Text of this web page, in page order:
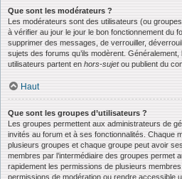
Que sont les modérateurs ?
Les modérateurs sont des utilisateurs (ou
à vérifier au jour le jour le bon fonctionnement du
supprimer des messages, de verrouiller,
sujets des forums qu’ils modèrent.
utilisateurs partent en hors-sujetou publient du
Haut
Que sont les groupes d’utilisateurs ?
Les groupes permettent aux administrateurs de
invités au forum et à ses fonctionnalités. Chaque
plusieurs groupes et chaque groupe peut avoir
membres par l’intermédiaire des groupes permet
rapidement les permissions de plusieurs membres
permissions de modération ou rendre accessible